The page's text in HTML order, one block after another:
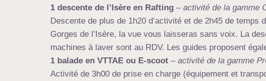
1 descente de l’Isère en Rafting – activité de la gamme
Descente de plus de 1h20 d’activité et de 2h45 de
Gorges de l’Isère, la vue vous laisseras sans voix. La
machines à laver sont au RDV. Les guides proposent
1 balade en VTTAE ou E-scoot – activité de la gamme
Activité de 3h00 de prise en charge (équipement et